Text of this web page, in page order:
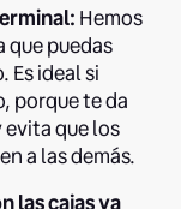
Hemos
que puedas
Es ideal si
porque te da
que los
a las demás.